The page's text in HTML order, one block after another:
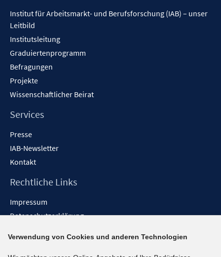
Institut für Arbeitsmarkt- und Berufsforschung (IAB) – unser
Leitbild
Institutsleitung
Graduiertenprogramm
Befragungen
Projekte
Wissenschaftlicher Beirat
Services
Presse
IAB-Newsletter
Kontakt
Rechtliche Links
Impressum
Datenschutzerklärung
Barrieren melden
Verwendung von Cookies und anderen Technologien